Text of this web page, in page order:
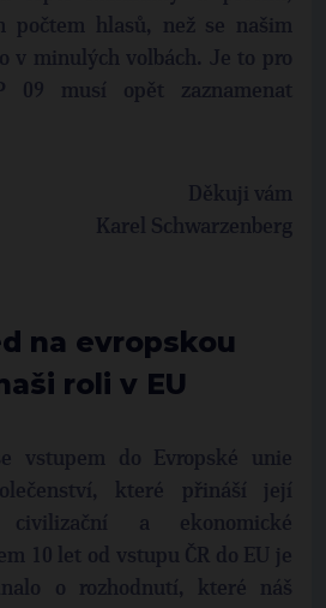
počtem hlasů, než se našim
v minulých volbách. Je to pro
09 musí opět zaznamenat
Děkuji vám
Karel Schwarzenberg
na evropskou
roli v EU
vstupem do Evropské unie
které přináší její
civilizační a ekonomické
10 let od vstupu ČR do EU je
o rozhodnutí, které náš